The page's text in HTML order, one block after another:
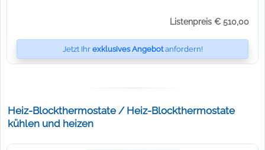
Listenpreis € 510,00
Jetzt Ihr exklusives Angebotanfordern!
Heiz-Blockthermostate / Heiz-Blockthermostate
kühlen und heizen